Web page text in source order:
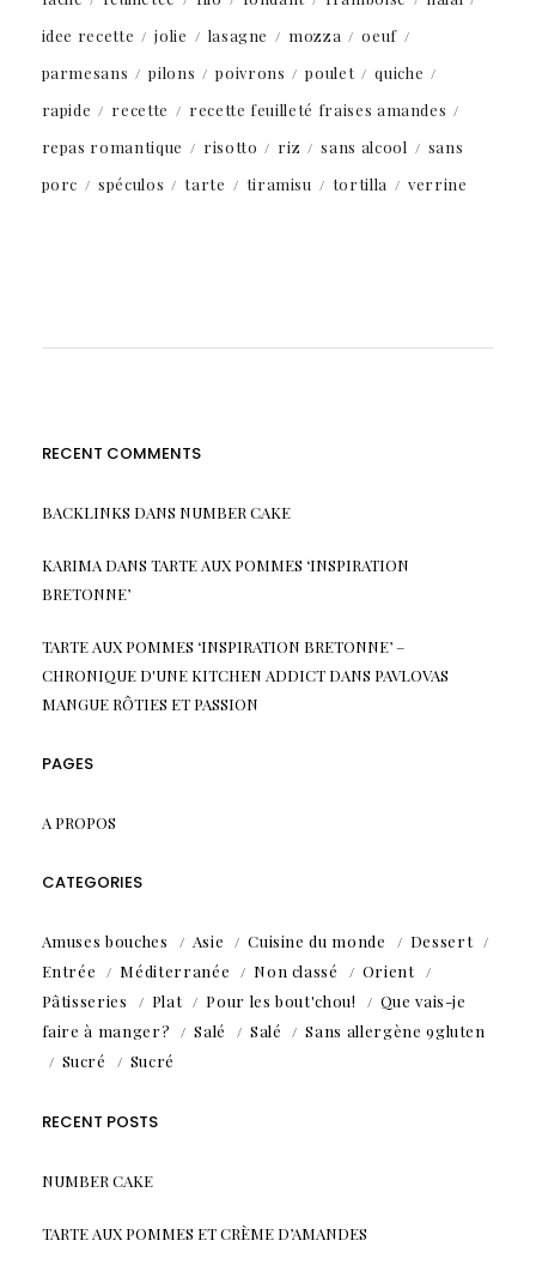
idee recette
jolie lasagne mozza
oeuf
parmesans
pilons poivrons poulet
quiche
rapide
recette
recette feuilleté fraises amandes
repas romantique
risotto riz sans alcool
sans
porc
spéculos tarte tiramisu tortilla verrine
RECENT COMMENTS
BACKLINKS DANS NUMBER CAKE
KARIMADANS TARTE AUX POMMES ‘INSPIRATION
BRETONNE’
TARTE AUX POMMES ‘INSPIRATION BRETONNE’ –
CHRONIQUE D'UNE KITCHEN ADDICTDANS PAVLOVAS
MANGUE RÔTIES ET PASSION
PAGES
A PROPOS
CATEGORIES
Amuses bouches Asie Cuisine du monde
Dessert
Entrée
Méditerranée Non classé
Orient
Pâtisseries
Plat Pour les bout'chou!
Que vais-je
faire à manger?
Salé Salé
Sans allergène 9gluten
Sucré
Sucré
RECENT POSTS
NUMBER CAKE
TARTE AUX POMMES ET CRÈME D’AMANDES